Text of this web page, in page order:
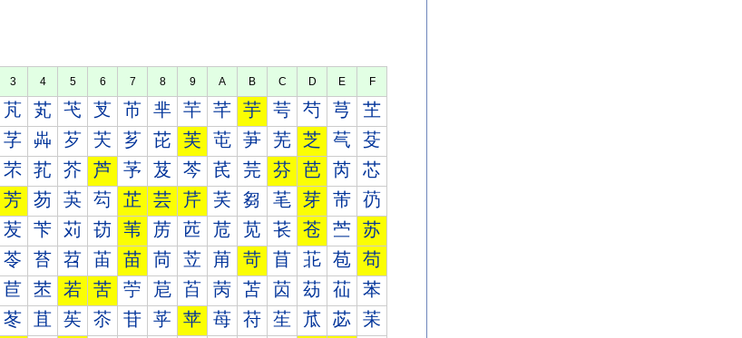
3 4 5 6 7 8 9 A B C D E F
芃 芄 芅 芆 芇 芈 芉 芊 芋 芌 芍 芎 芏
芓 芔 芕 芖 芗 芘 芙 芚 芛 芜 芝 芞 芟
芣 芤 芥 芦 芧 芨 芩 芪 芫 芬 芭 芮 芯
芳 芴 芵 芶 芷 芸 芹 芺 芻 芼 芽 芾 芿
苃 苄 苅 苆 苇 苈 苉 苊 苋 苌 苍 苎 苏
苓 苔 苕 苖 苗 苘 苙 苚 苛 苜 苝 苞 苟
苣 苤 若 苦 苧 苨 苩 苪 苫 苬 苭 苮 苯
苳 苴 苵 苶 苷 苸 苹 苺 苻 苼 苽 苾 苿